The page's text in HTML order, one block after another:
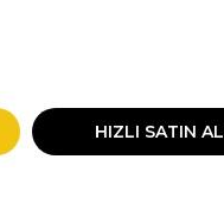
HIZLI SATIN AL